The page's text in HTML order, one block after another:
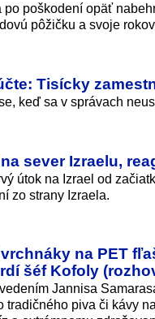
po poškodení opäť
pôžičku a svoje
Tisícky
keď sa v správach
sever Izraelu,
útok na Izrael od
zo strany Izraela.
na PET
šéf Kofoly
Jannisa
tradičného piva či kávy